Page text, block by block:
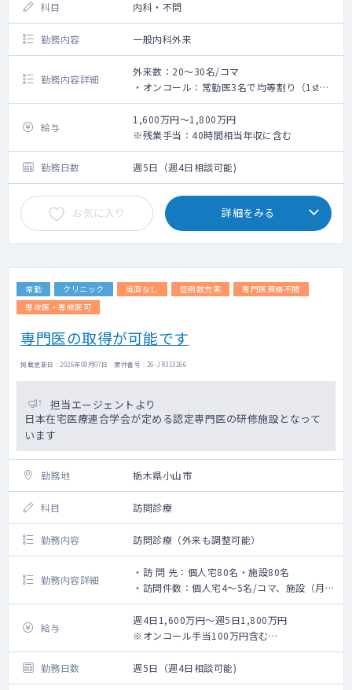
科目 内科・不問
勤務内容 一般内科外来
勤務内容詳細
外来数：20～30名/コマ
・オンコール：常勤医3名で均等割り（1st看
護師、2nd医師）
└主な対応は熱発やお看取りとなりますが、
予想出来うることは日中のうちにカンファレ
ンス等で共有がございます
・外来と合わせて緊急往診のご対応をいただ
く可能性がございます。
・電子カルテ（モバカル）
給与
1,600万円～1,800万円
※残業手当：40時間相当年収に含む
勤務日数 週5日（週4日相談可能)
お気に入り 詳細をみる
常勤 クリニック 当直なし 症例数充実
専門医資格不問
専攻医・専修医可
専門医の取得が可能です
掲載更新日 : 2026年08月07日 案件番号 : 26-JR313266
担当エージェントより
日本在宅医療連合学会が定める認定専門医の研修施設となって
います
勤務地 栃木県小山市
科目 訪問診療
勤務内容 訪問診療（外来も調整可能）
勤務内容詳細
・訪 問 先：個人宅80名・施設80名
・訪問件数：個人宅4～5名/コマ、施設（月1
回訪問）10～15名/コマ
・訪問体制：日中は看護師同行（看護師運
転）
・オンコール：常勤医3名で均等割り（1st看
護師、2nd医師）
（前月実績：出動4回/月 医師一人当たり2
給与
週4日1,600万円～週5日1,800万円
※オンコール手当100万円含む
※残業手当：40時間相当年収に含む
勤務日数
週5日（週4日相談可能)